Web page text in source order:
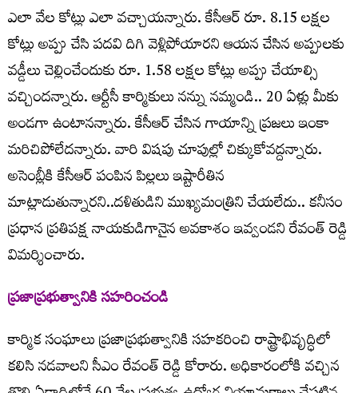
ఎలా వేల కోట్లు ఎలా వచ్చాయన్నారు. కేసీఆర్ రూ. 8.15 లక్షల
కోట్లు అప్పు చేసి పదవి దిగి వెళ్లిపోయారని ఆయన చేసిన అప్పులకు
వడ్డీలు చెల్లించేందుకు రూ. 1.58 లక్షల కోట్లు అప్పు చేయాల్సి
వచ్చిందన్నారు. ఆర్టీసీ కార్మికులు నన్ను నమ్మండి.. 20 ఏళ్లు మీకు
అండగా ఉంటానన్నారు. కేసీఆర్ చేసిన గాయాన్ని ప్రజలు ఇంకా
మరిచిపోలేదన్నారు. వారి విషపు చూపుల్లో చిక్కుకోవద్దన్నారు.
అసెంబ్లీకి కేసీఆర్ పంపిన పిల్లలు ఇష్టారీతిన
మాట్లాడుతున్నారని..దళితుడిని ముఖ్యమంత్రిని చేయలేదు.. కనీసం
ప్రధాన ప్రతిపక్ష నాయకుడిగానైన అవకాశం ఇవ్వండని రేవంత్ రెడ్డి
విమర్శించారు.
ప్రజాప్రభుత్వానికి సహరించండి
కార్మిక సంఘాలు ప్రజాప్రభుత్వానికి సహకరించి రాష్ట్రాభివృద్ధిలో
కలిసి నడవాలని సీఎం రేవంత్ రెడ్డి కోరారు. అధికారంలోకి వచ్చిన